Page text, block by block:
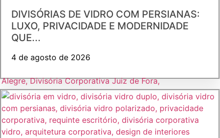
DIVISÓRIAS DE VIDRO COM PERSIANAS:
LUXO, PRIVACIDADE E MODERNIDADE
QUE...
4 de agosto de 2026